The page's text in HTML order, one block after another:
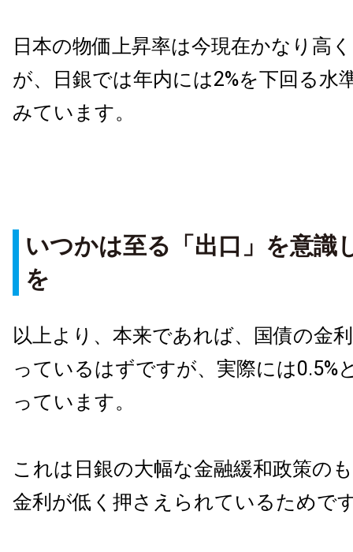
日本の物価上昇率は今現在かなり高
が、日銀では年内には2%を下回る水
みています。
いつかは至る「出口」を意識
を
以上より、本来であれば、国債の金
っているはずですが、実際には0.5%
っています。
これは日銀の大幅な金融緩和政策の
金利が低く押さえられているためで